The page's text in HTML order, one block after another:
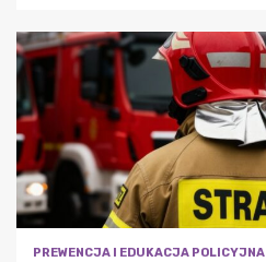
PREWENCJA I EDUKACJA POLICYJNA